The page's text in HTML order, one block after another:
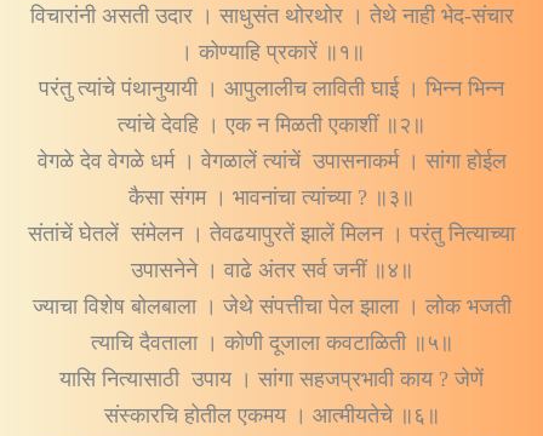
विचारांनी असती उदार । साधुसंत थोरथोर । तेथे नाही भेद-संचार
। कोण्याहि प्रकारें ॥१॥
परंतु त्यांचे पंथानुयायी । आपुलालीच लाविती घाई । भिन्न भिन्न
त्यांचे देवहि । एक न मिळती एकाशीं ॥२॥
वेगळे देव वेगळे धर्म । वेगळालें त्यांचें उपासनाकर्म । सांगा होईल
कैसा संगम । भावनांचा त्यांच्या ? ॥३॥
संतांचें घेतलें संमेलन । तेवढयापुरतें झालें मिलन । परंतु नित्याच्या
उपासनेने । वाढे अंतर सर्व जनीं ॥४॥
ज्याचा विशेष बोलबाला । जेथे संपत्तीचा पेल झाला । लोक भजती
त्याचि दैवताला । कोणी दूजाला कवटाळिती ॥५॥
यासि नित्यासाठी उपाय । सांगा सहजप्रभावी काय ? जेणें
संस्कारचि होतील एकमय । आत्मीयतेचे ॥६॥